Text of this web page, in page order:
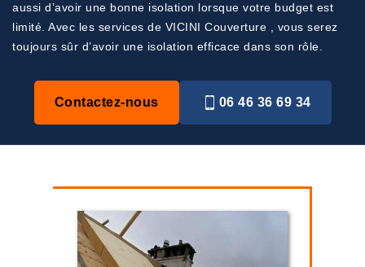
aussi d’avoir une bonne isolation lorsque votre budget est
limité. Avec les services de VICINI Couverture , vous serez
toujours sûr d’avoir une isolation efficace dans son rôle.
Contactez-nous 06 46 36 69 34